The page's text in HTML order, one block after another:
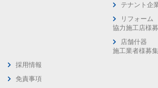
テナント企
リフォーム
協力施工店様
店舗什器
施工業者様募集
採用情報
免責事項